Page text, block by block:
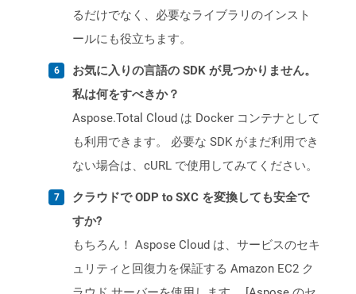
るだけでなく、必要なライブラリのインスト
ールにも役立ちます。
お気に入りの言語の SDK が見つかりません。
私は何をすべきか？
Aspose.Total Cloud は Docker コンテナとして
も利用できます。 必要な SDK がまだ利用でき
ない場合は、cURL で使用してみてください。
クラウドで ODP to SXC を変換しても安全で
すか?
もちろん！ Aspose Cloud は、サービスのセキ
ュリティと回復力を保証する Amazon EC2 ク